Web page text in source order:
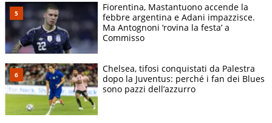
Fiorentina, Mastantuono accende la
febbre argentina e Adani impazzisce.
Ma Antognoni ‘rovina la festa’ a
Commisso
Chelsea, tifosi conquistati da Palestra
dopo la Juventus: perché i fan dei Blues
sono pazzi dell’azzurro